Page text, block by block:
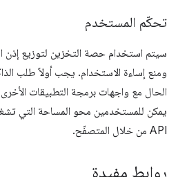
تحكّم المستخدم
سيتم استخدام حصة التخزين لتوزيع
ومنع إساءة الاستخدام. يجب أولاً طلب
الحال مع واجهات برمجة التطبيقات
API من خلال المتصفّح.
روابط مفيدة